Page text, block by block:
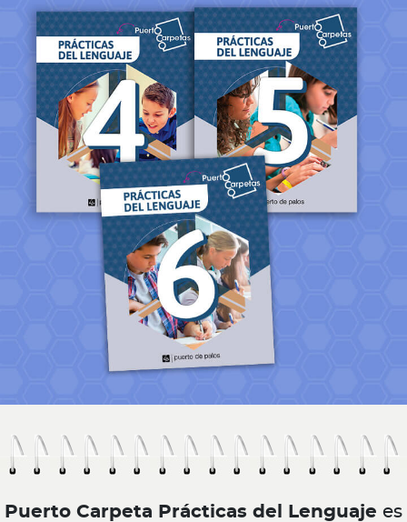
Puerto Carpeta Prácticas del Lenguaje es